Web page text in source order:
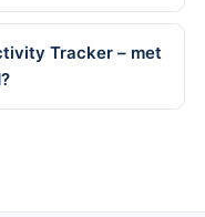
Tracker – met